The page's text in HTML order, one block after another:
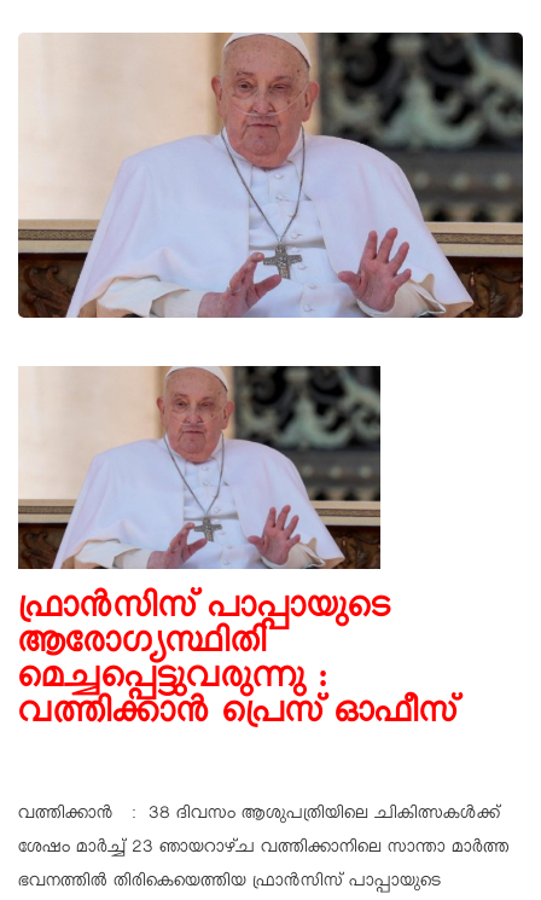
ഫ്രാന്‍സിസ് പാപ്പായുടെ
ആരോഗ്യസ്ഥിതി
മെച്ചപ്പെട്ടുവരുന്നു :
വത്തിക്കാന്‍ പ്രെസ് ഓഫീസ്
വത്തിക്കാന്‍ : 38 ദിവസം ആശുപത്രിയിലെ ചികിത്സകള്‍ക്ക്
ശേഷം മാര്‍ച്ച് 23 ഞായറാഴ്ച വത്തിക്കാനിലെ സാന്താ മാര്‍ത്ത
ഭവനത്തില്‍ തിരികെയെത്തിയ ഫ്രാന്‍സിസ് പാപ്പായുടെ